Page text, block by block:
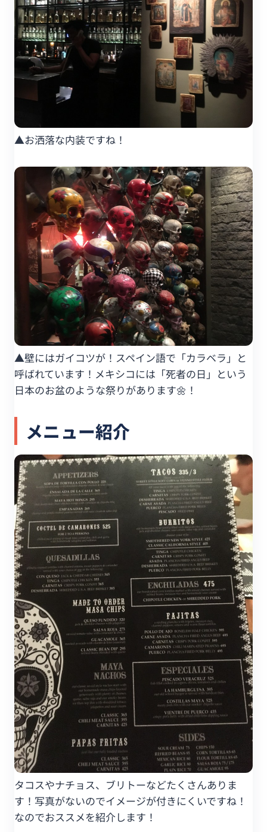
▲お洒落な内装ですね！
▲壁にはガイコツが！スペイン語で「カラベラ」と
呼ばれています！メキシコには「死者の日」という
日本のお盆のような祭りがあります🌼！
メニュー紹介
タコスやナチョス、ブリトーなどたくさんありま
す！写真がないのでイメージが付きにくいですね！
なのでおススメを紹介します！